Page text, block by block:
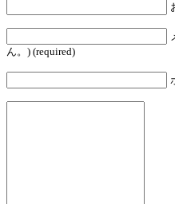
ん。) (required)